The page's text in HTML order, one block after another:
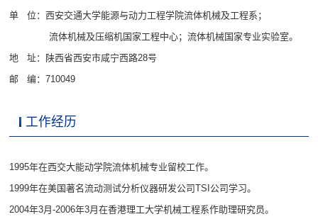
单 位：西安交通大学能源与动力工程学院流体机械及工程系；
流体机械及压缩机国家工程中心；流体机械国家专业实验室。
地 址：陕西省西安市咸宁西路28号
邮 编：710049
工作经历
1995年在西交大能动学院流体机械专业留校工作。
1999年在美国著名流动测试分析仪器研发公司TSI公司学习。
2004年3月-2006年3月在香港理工大学机械工程系作助理研究员。